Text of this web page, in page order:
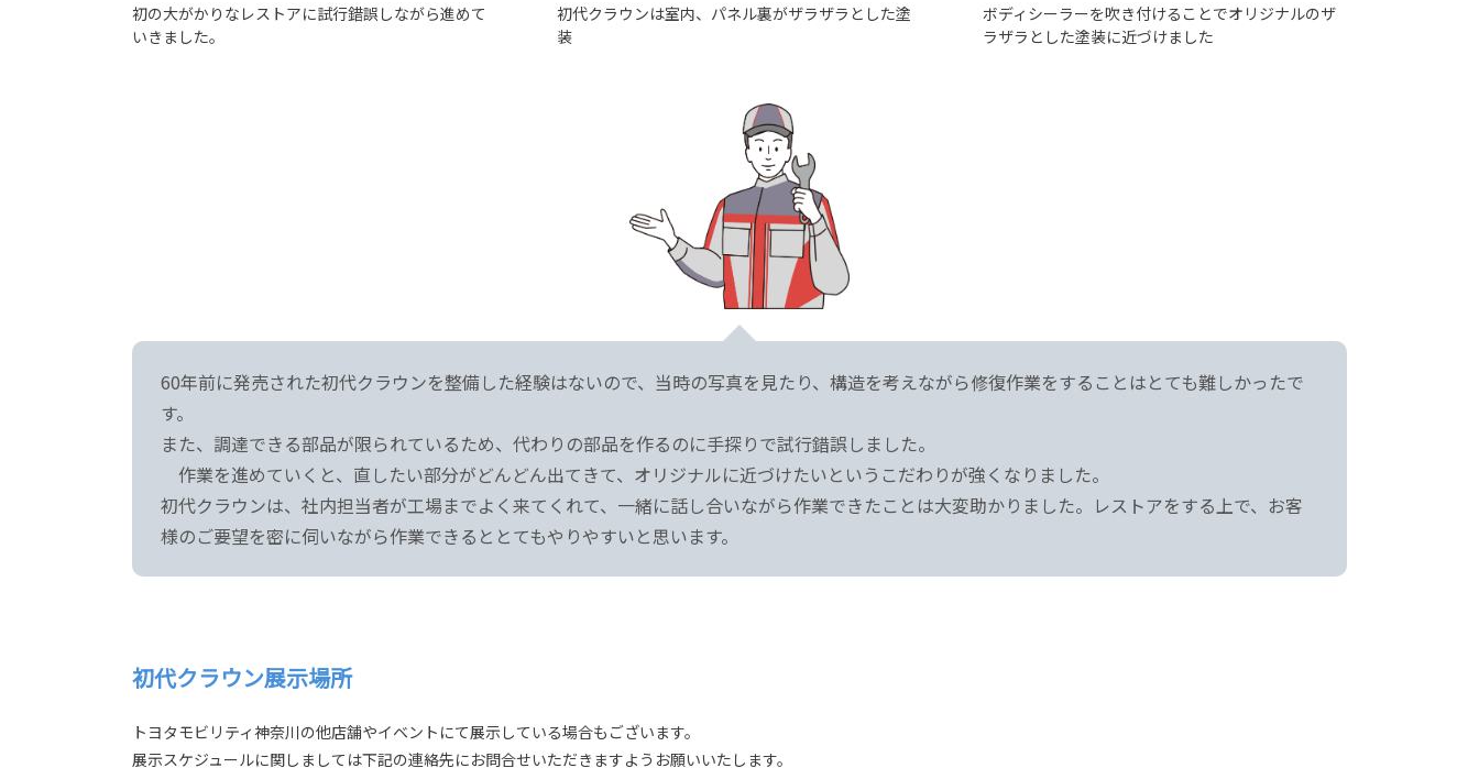
初の大がかりなレストアに試行錯誤しながら進めて
いきました。
初代クラウンは室内、パネル裏がザラザラとした塗
装
ボディシーラーを吹き付けることでオリジナルのザ
ラザラとした塗装に近づけました
60年前に発売された初代クラウンを整備した経験はないので、当時の写真を見たり、構造を考えながら修復作業をすることはとても難しかったで
す。
また、調達できる部品が限られているため、代わりの部品を作るのに手探りで試行錯誤しました。
作業を進めていくと、直したい部分がどんどん出てきて、オリジナルに近づけたいというこだわりが強くなりました。
初代クラウンは、社内担当者が工場までよく来てくれて、一緒に話し合いながら作業できたことは大変助かりました。レストアをする上で、お客
様のご要望を密に伺いながら作業できるととてもやりやすいと思います。
初代クラウン展示場所
トヨタモビリティ神奈川の他店舗やイベントにて展示している場合もございます。
展示スケジュールに関しましては下記の連絡先にお問合せいただきますようお願いいたします。